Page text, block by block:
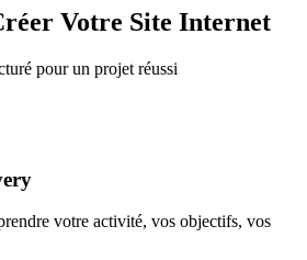
Votre Site Internet
pour un projet réussi
votre activité, vos objectifs, vos